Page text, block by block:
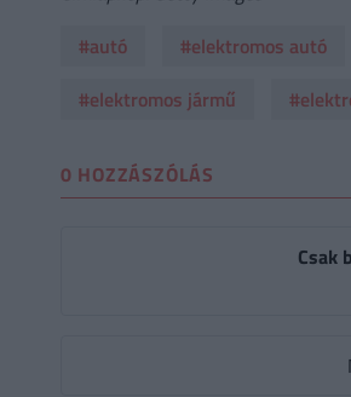
#autó
#elektromos autó
#elektromos jármű
0 HOZZÁSZÓLÁS
Csak